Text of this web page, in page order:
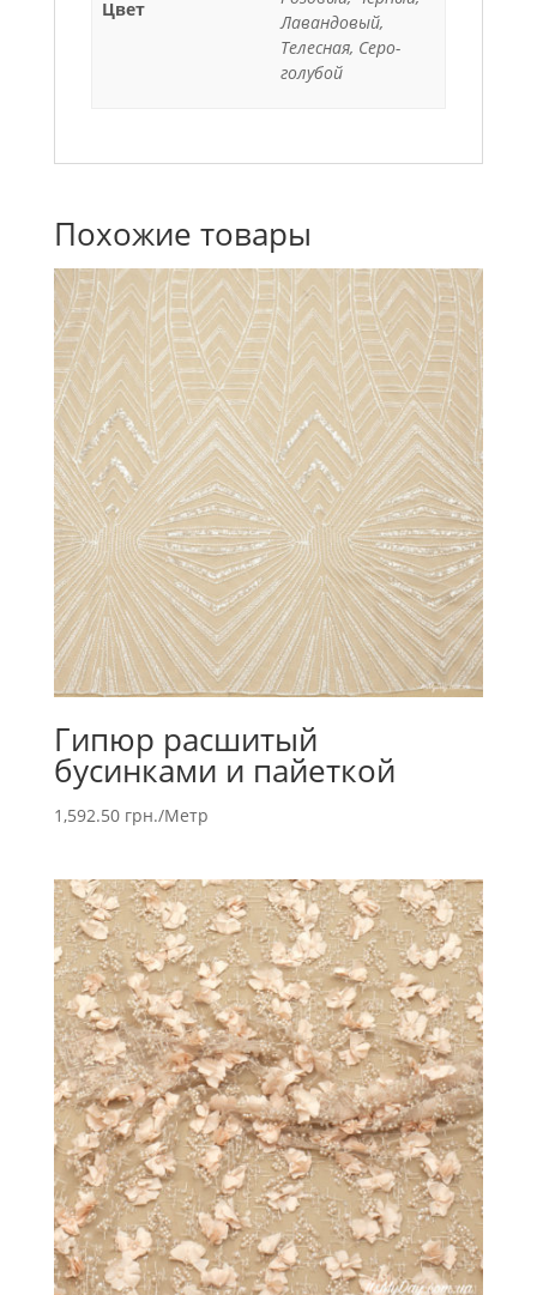
Цвет
Лавандовый,
Телесная, Серо-
голубой
Похожие товары
Гипюр расшитый
бусинками и пайеткой
1,592.50 грн./Метр